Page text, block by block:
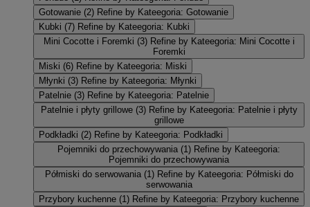
Gotowanie (2) Refine by Kateegoria: Gotowanie
Kubki (7) Refine by Kateegoria: Kubki
Mini Cocotte i Foremki (3) Refine by Kateegoria: Mini Cocotte i
Foremki
Miski (6) Refine by Kateegoria: Miski
Młynki (3) Refine by Kateegoria: Młynki
Patelnie (3) Refine by Kateegoria: Patelnie
Patelnie i płyty grillowe (3) Refine by Kateegoria: Patelnie i płyty
grillowe
Podkładki (2) Refine by Kateegoria: Podkładki
Pojemniki do przechowywania (1) Refine by Kateegoria:
Pojemniki do przechowywania
Półmiski do serwowania (1) Refine by Kateegoria: Półmiski do
serwowania
Przybory kuchenne (1) Refine by Kateegoria: Przybory kuchenne